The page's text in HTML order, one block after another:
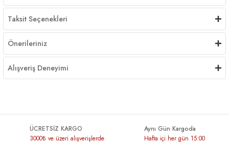
Taksit Seçenekleri
Önerileriniz
Alışveriş Deneyimi
ÜCRETSİZ KARGO
3000₺ ve üzeri alışverişlerde
Aynı Gün Kargoda
Hafta içi her gün 15:00